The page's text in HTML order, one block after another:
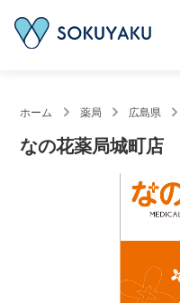
ホーム 薬局 広島県
なの花薬局城町店